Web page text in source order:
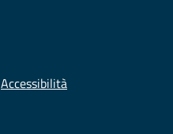
Accessibilità